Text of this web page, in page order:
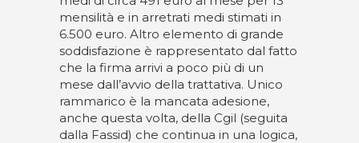
mensilità e in arretrati medi stimati in
6.500 euro. Altro elemento di grande
soddisfazione è rappresentato dal fatto
che la firma arrivi a poco più di un
mese dall’avvio della trattativa. Unico
rammarico è la mancata adesione,
anche questa volta, della Cgil (seguita
dalla Fassid) che continua in una logica,